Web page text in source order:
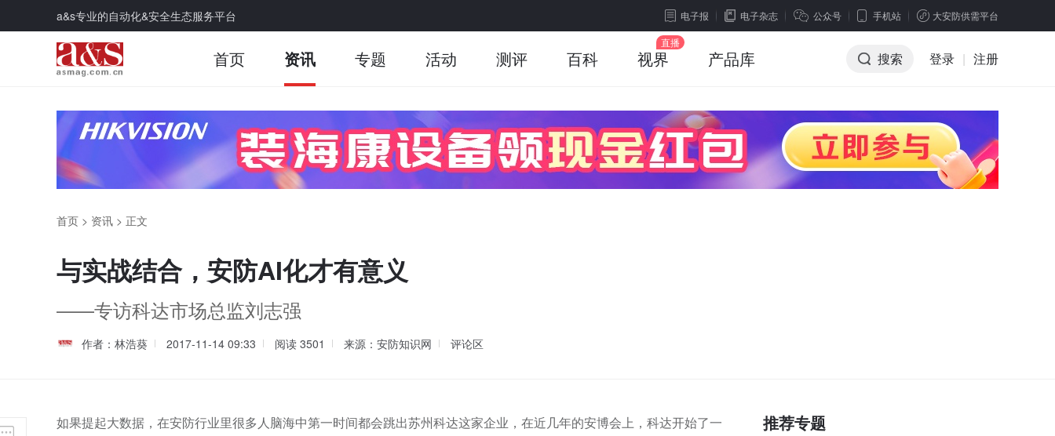
a&s专业的自动化&安全生态服务平台 电子报 电子杂志 公众号 手机站 大安防供需平台
首页 资讯 专题 活动 测评 百科 视界 产品库 搜索 登录 | 注册
首页 > 资讯 > 正文
与实战结合，安防AI化才有意义
——专访科达市场总监刘志强
作者：林浩葵 2017-11-14 09:33 阅读 3501 来源：安防知识网 评论区
如果提起大数据，在安防行业里很多人脑海中第一时间都会跳出苏州科达这家企业，在近几年的安博会上，科达开始了一
推荐专题